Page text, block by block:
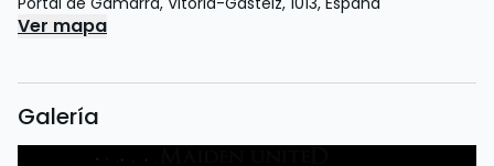
Ver mapa
Galería